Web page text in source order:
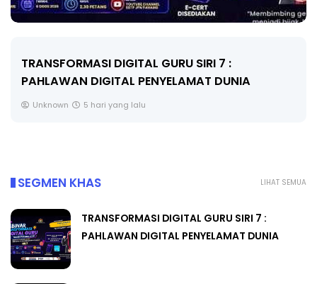
MAJLIS ANUGERAH FFK (FESTIVAL LENSA
PENDIDIKAN - FLeP) 2026
Unknown 6 hari yang lalu
LIHAT SEMUA
SEGMEN KHAS
TRANSFORMASI DIGITAL GURU SIRI 7 :
PAHLAWAN DIGITAL PENYELAMAT DUNIA